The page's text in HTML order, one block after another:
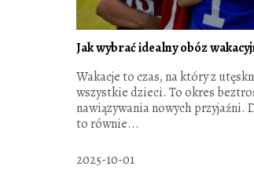
Jak wybrać idealny obóz
Wakacje to czas, na który z
wszystkie dzieci. To okres
nawiązywania nowych przyjaźni.
to równie...
2025-10-01